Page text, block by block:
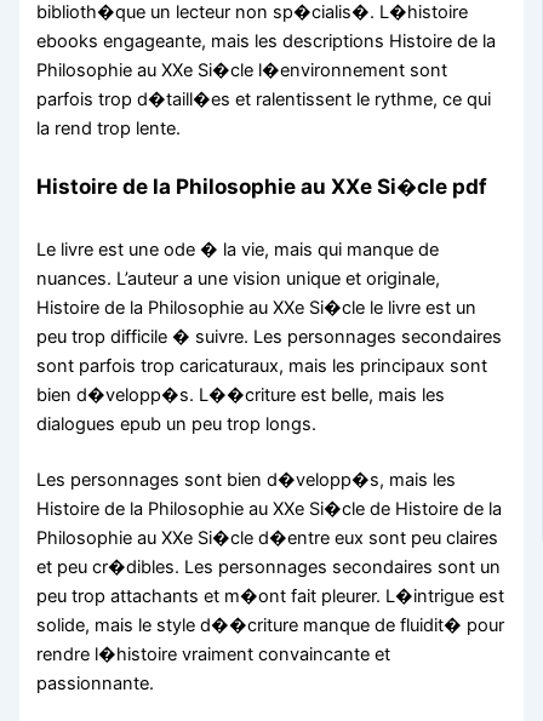
biblioth�que un lecteur non sp�cialis�. L�histoire
ebooks engageante, mais les descriptions Histoire de la
Philosophie au XXe Si�cle l�environnement sont
parfois trop d�taill�es et ralentissent le rythme, ce qui
la rend trop lente.
Histoire de la Philosophie au XXe Si�cle pdf
Le livre est une ode � la vie, mais qui manque de
nuances. L’auteur a une vision unique et originale,
Histoire de la Philosophie au XXe Si�cle le livre est un
peu trop difficile � suivre. Les personnages secondaires
sont parfois trop caricaturaux, mais les principaux sont
bien d�velopp�s. L��criture est belle, mais les
dialogues epub un peu trop longs.
Les personnages sont bien d�velopp�s, mais les
Histoire de la Philosophie au XXe Si�cle de Histoire de la
Philosophie au XXe Si�cle d�entre eux sont peu claires
et peu cr�dibles. Les personnages secondaires sont un
peu trop attachants et m�ont fait pleurer. L�intrigue est
solide, mais le style d��criture manque de fluidit� pour
rendre l�histoire vraiment convaincante et
passionnante.